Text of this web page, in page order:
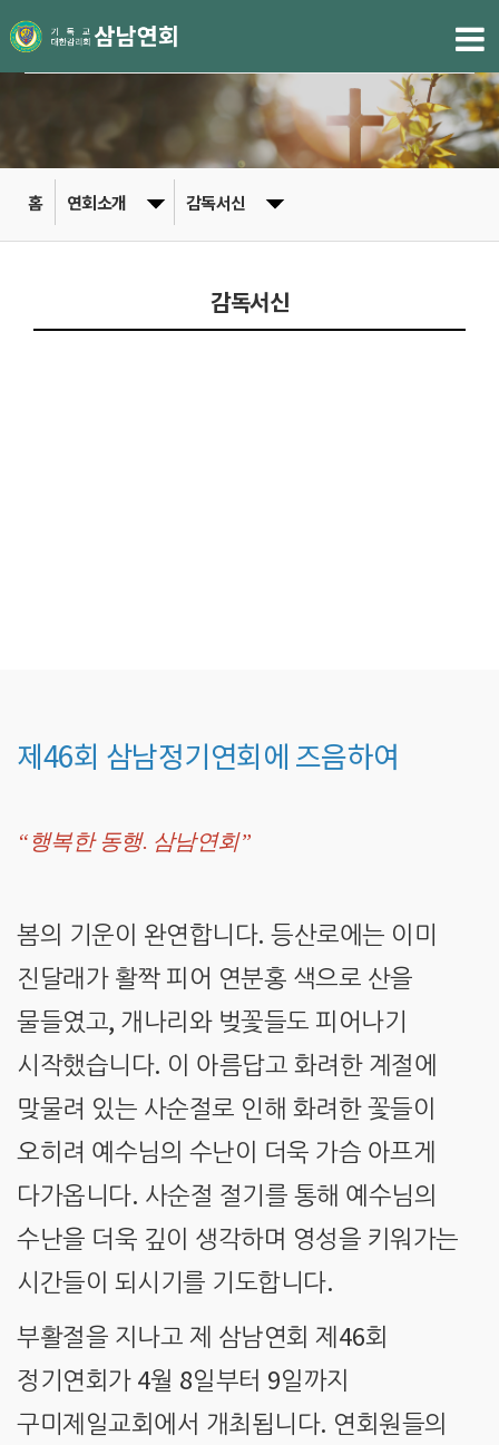
홈 연회소개 감독서신
감독서신
제46회 삼남정기연회에 즈음하여
“행복한 동행. 삼남연회”
봄의 기운이 완연합니다. 등산로에는 이미
진달래가 활짝 피어 연분홍 색으로 산을
물들였고, 개나리와 벚꽃들도 피어나기
시작했습니다. 이 아름답고 화려한 계절에
맞물려 있는 사순절로 인해 화려한 꽃들이
오히려 예수님의 수난이 더욱 가슴 아프게
다가옵니다. 사순절 절기를 통해 예수님의
수난을 더욱 깊이 생각하며 영성을 키워가는
시간들이 되시기를 기도합니다.
부활절을 지나고 제 삼남연회 제 46회
정기연회가 4월 8일부터 9일까지
구미제일교회에서 개최됩니다. 연회원들의